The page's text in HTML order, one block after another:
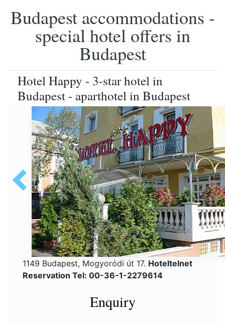
Budapest accommodations -
special hotel offers in
Budapest
Hotel Happy - 3-star hotel in
Budapest - aparthotel in Budapest
1149 Budapest, Mogyoródi út 17. Hoteltelnet
Reservation Tel: 00-36-1-2279614
Enquiry